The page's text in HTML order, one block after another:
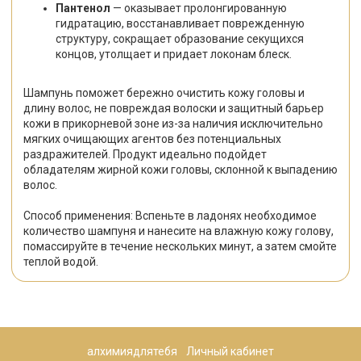
Пантенол — оказывает пролонгированную
гидратацию, восстанавливает поврежденную
структуру, сокращает образование секущихся
концов, утолщает и придает локонам блеск.
Шампунь поможет бережно очистить кожу головы и
длину волос, не повреждая волоски и защитный барьер
кожи в прикорневой зоне из-за наличия исключительно
мягких очищающих агентов без потенциальных
раздражителей. Продукт идеально подойдет
обладателям жирной кожи головы, склонной к выпадению
волос.
Способ применения: Вспеньте в ладонях необходимое
количество шампуня и нанесите на влажную кожу голову,
помассируйте в течение нескольких минут, а затем смойте
теплой водой.
алхимиядлятебя Личный кабинет